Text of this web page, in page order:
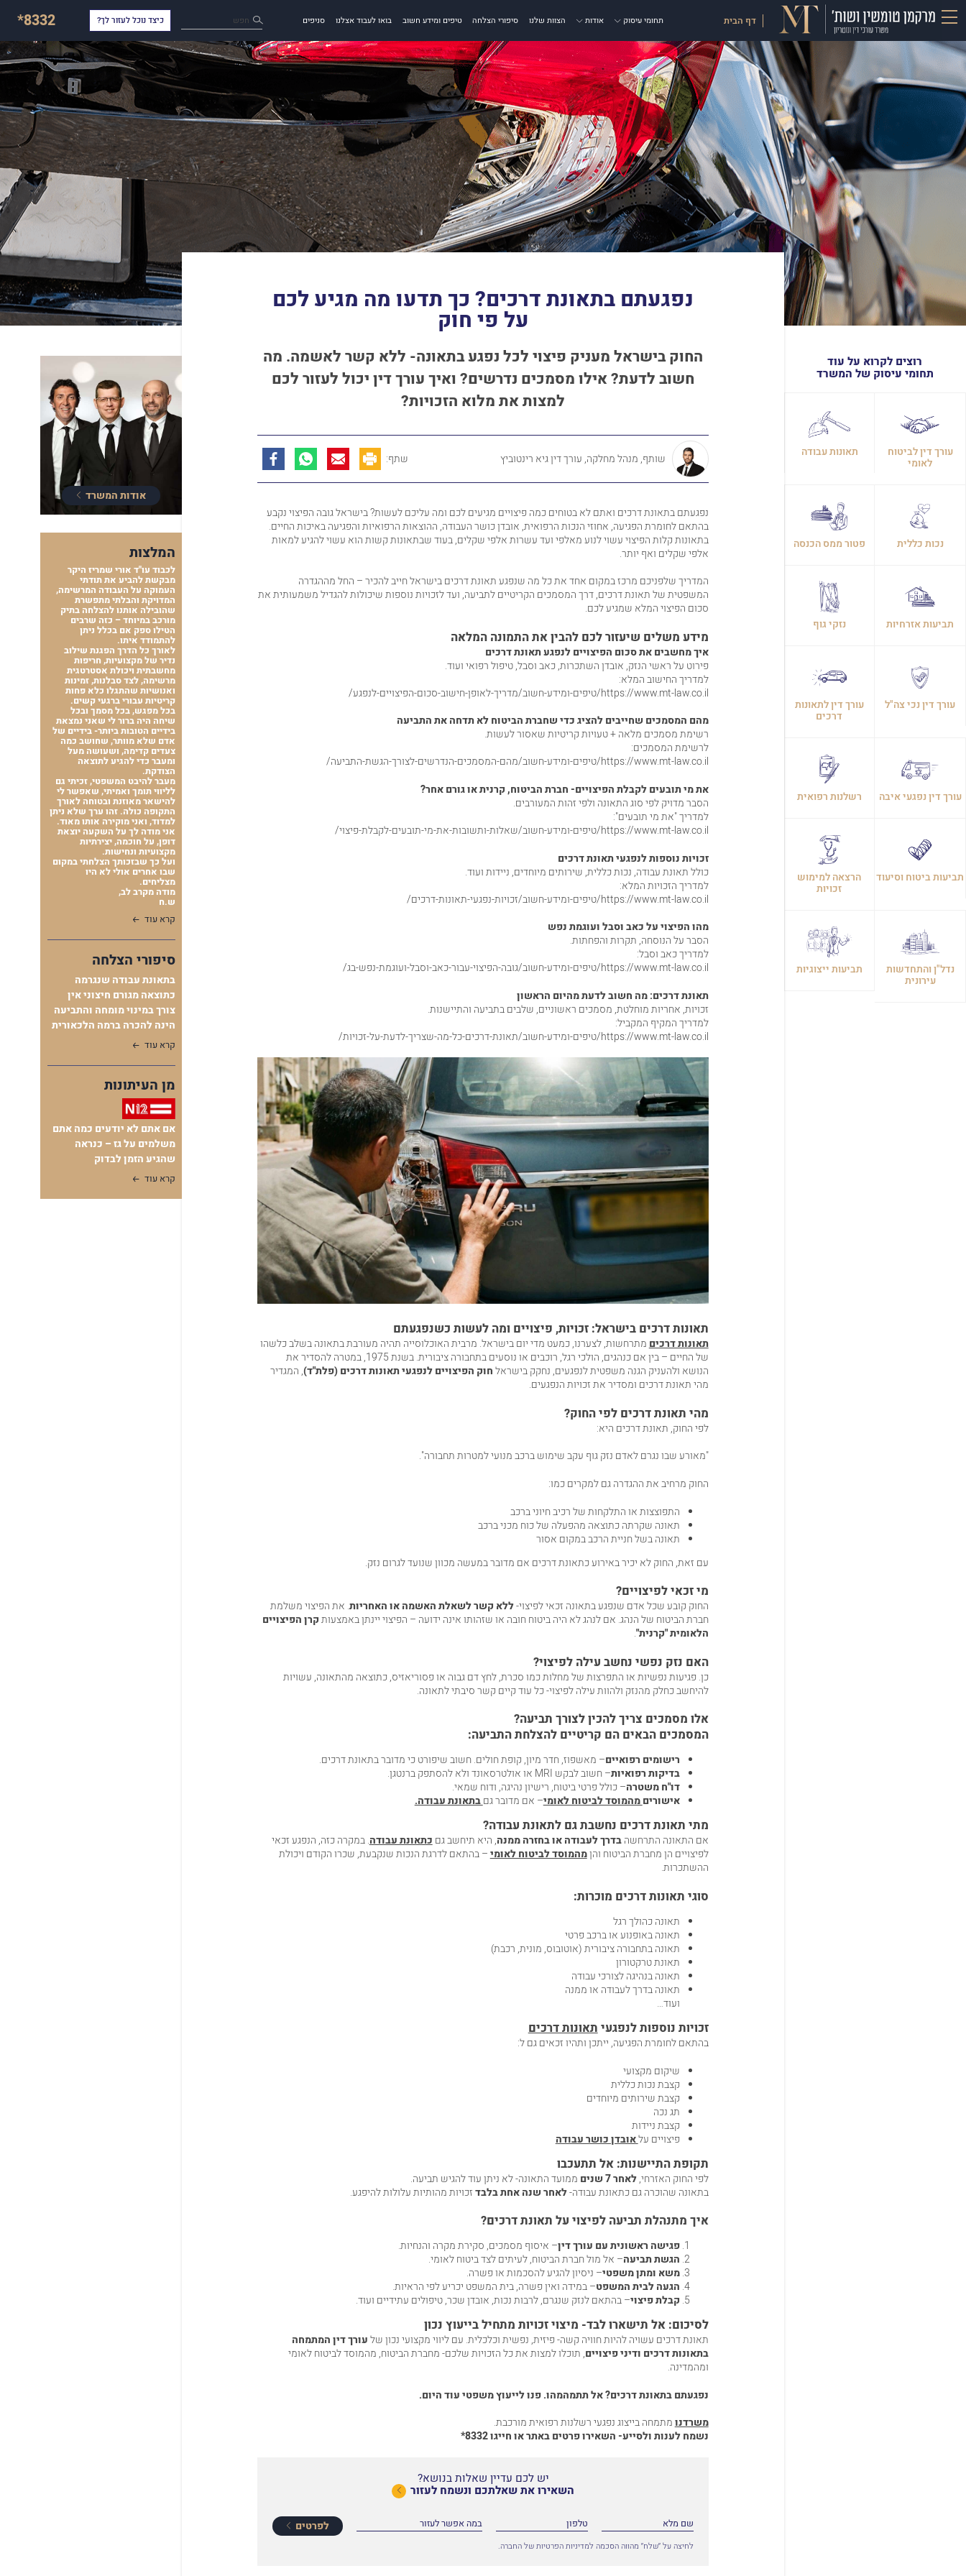
דף הבית תחומי עיסוק אודות הצוות שלנו סיפורי הצלחה טיפים ומידע חשוב בואו לעבוד אצלנו סניפים חפש כיצד נוכל לעזור לך? *8332
רוצים לקרוא על עוד
תחומי עיסוק של המשרד
עורך דין לביטוח
לאומי
תאונות עבודה
נכות כללית פטור ממס הכנסה
תביעות אזרחיות נזקי גוף
עורך דין נכי צה"ל עורך דין לתאונות
דרכים
עורך דין נפגעי איבה רשלנות רפואית
תביעות ביטוח וסיעוד הרצאה למימוש
זכויות
נדל"ן והתחדשות
עירונית
תביעות ייצוגיות
נפגעתם בתאונת דרכים? כך תדעו מה מגיע לכם
על פי חוק
החוק בישראל מעניק פיצוי לכל נפגע בתאונה- ללא קשר לאשמה. מה
חשוב לדעת? אילו מסמכים נדרשים? ואיך עורך דין יכול לעזור לכם
למצות את מלוא הזכויות?
שותף, מנהל מחלקה, עורך דין גיא רינטוביץ שתף:
נפגעתם בתאונת דרכים ואתם לא בטוחים כמה פיצויים מגיעים לכם ומה עליכם לעשות? בישראל גובה הפיצוי נקבע
בהתאם לחומרת הפגיעה, אחוזי הנכות הרפואית, אובדן כושר העבודה, ההוצאות הרפואיות והפגיעה באיכות החיים.
בתאונות קלות הפיצוי עשוי לנוע מאלפי ועד עשרות אלפי שקלים, בעוד שבתאונות קשות הוא עשוי להגיע למאות
אלפי שקלים ואף יותר.
המדריך שלפניכם מרכז במקום אחד את כל מה שנפגע תאונת דרכים בישראל חייב להכיר – החל מההגדרה
המשפטית של תאונת דרכים, דרך המסמכים הקריטיים לתביעה, ועד לזכויות נוספות שיכולות להגדיל משמעותית את
סכום הפיצוי המלא שמגיע לכם.
מידע משלים שיעזור לכם להבין את התמונה המלאה
איך מחשבים את סכום הפיצויים לנפגע תאונת דרכים
פירוט על ראשי הנזק, אובדן השתכרות, כאב וסבל, טיפול רפואי ועוד.
למדריך החישוב המלא:
https://www.mt-law.co.il/טיפים-ומידע-חשוב/מדריך-לאופן-חישוב-סכום-הפיצויים-לנפגע/
מהם המסמכים שחייבים להציג כדי שחברת הביטוח לא תדחה את התביעה
רשימת מסמכים מלאה + טעויות קריטיות שאסור לעשות.
לרשימת המסמכים:
https://www.mt-law.co.il/טיפים-ומידע-חשוב/מהם-המסמכים-הנדרשים-לצורך-הגשת-התביעה/
את מי תובעים לקבלת הפיצויים- חברת הביטוח, קרנית או גורם אחר?
הסבר מדויק לפי סוג התאונה ולפי זהות המעורבים.
למדריך "את מי תובעים":
https://www.mt-law.co.il/טיפים-ומידע-חשוב/שאלות-ותשובות-את-מי-תובעים-לקבלת-פיצוי/
זכויות נוספות לנפגעי תאונת דרכים
כולל תאונת עבודה, נכות כללית, שירותים מיוחדים, ניידות ועוד.
למדריך הזכויות המלא:
https://www.mt-law.co.il/טיפים-ומידע-חשוב/זכויות-נפגעי-תאונות-דרכים/
מהו הפיצוי על כאב וסבל ועוגמת נפש
הסבר על הנוסחה, תקרות והפחתות.
למדריך כאב וסבל:
https://www.mt-law.co.il/טיפים-ומידע-חשוב/גובה-הפיצוי-עבור-כאב-וסבל-ועוגמת-נפש-בג/
תאונת דרכים: מה חשוב לדעת מהיום הראשון
זכויות, אחריות מוחלטת, מסמכים ראשוניים, שלבים בתביעה והתיישנות.
למדריך המקיף המקביל:
https://www.mt-law.co.il/טיפים-ומידע-חשוב/תאונת-דרכים-כל-מה-שצריך-לדעת-על-זכויות/
תאונות דרכים בישראל: זכויות, פיצויים ומה לעשות כשנפגעתם
תאונות דרכים מתרחשות, לצערנו, כמעט מדי יום בישראל. מרבית האוכלוסייה תהיה מעורבת בתאונה בשלב כלשהו
של החיים – בין אם כנהגים, הולכי רגל, רוכבים או נוסעים בתחבורה ציבורית. בשנת 1975, במטרה להסדיר את
הנושא ולהעניק הגנה משפטית לנפגעים, נחקק בישראלחוק הפיצויים לנפגעי תאונות דרכים (פלת"ד), המגדיר
מהי תאונת דרכים ומסדיר את זכויות הנפגעים.
מהי תאונת דרכים לפי החוק?
לפי החוק, תאונת דרכים היא:
"מאורע שבו נגרם לאדם נזק גוף עקב שימוש ברכב מנועי למטרות תחבורה".
החוק מרחיב את ההגדרה גם למקרים כמו:
התפוצצות או התלקחות של רכיב חיוני ברכב
תאונה שקרתה כתוצאה מהפעלה של כוח מכני ברכב
תאונה בשל חניית הרכב במקום אסור
עם זאת, החוק לא יכיר באירוע כתאונת דרכים אם מדובר במעשה מכוון שנועד לגרום נזק.
מי זכאי לפיצויים?
החוק קובע שכל אדם שנפגע בתאונה זכאי לפיצוי-ללא קשר לשאלת האשמה או האחריות. את הפיצוי משלמת
חברת הביטוח של הנהג. אם לנהג לא היה ביטוח חובה או שזהותו אינה ידועה – הפיצוי יינתן באמצעותקרן הפיצויים
הלאומית "קרנית"
.
האם נזק נפשי נחשב עילה לפיצוי?
כן. פגיעות נפשיות או התפרצות של מחלות כמו סכרת, לחץ דם גבוה או פסוריאזיס, כתוצאה מהתאונה, עשויות
להיחשב כחלק מהנזק ולהוות עילה לפיצוי- כל עוד קיים קשר סיבתי לתאונה.
אלו מסמכים צריך להכין לצורך תביעה?
המסמכים הבאים הם קריטיים להצלחת התביעה:
רישומים רפואיים– מאשפוז, חדר מיון, קופת חולים. חשוב שיפורט כי מדובר בתאונת דרכים.
בדיקות רפואיות– חשוב לבקש MRI או אולטרסאונד ולא להסתפק ברנטגן.
דו"ח משטרה– כולל פרטי ביטוח, רישיון נהיגה, ודוח שמאי.
אישוריםמהמוסד לביטוח לאומי– אם מדובר גםבתאונת עבודה.
מתי תאונת דרכים נחשבת גם לתאונת עבודה?
אם התאונה התרחשהבדרך לעבודה או בחזרה ממנה, היא תיחשב גםכתאונת עבודה. במקרה כזה, הנפגע זכאי
לפיצויים הן מחברת הביטוח והןמהמוסד לביטוח לאומי– בהתאם לדרגת הנכות שנקבעת, שכרו הקודם ויכולת
ההשתכרות.
סוגי תאונות דרכים מוכרות:
תאונה כהולך רגל
תאונה באופנוע או ברכב פרטי
תאונה בתחבורה ציבורית (אוטובוס, מונית, רכבת)
תאונת טרקטורון
תאונה בנהיגה לצורכי עבודה
תאונה בדרך לעבודה או ממנה
ועוד…
זכויות נוספות לנפגעיתאונות דרכים
בהתאם לחומרת הפגיעה, ייתכן ותהיו זכאים גם ל:
שיקום מקצועי
קצבת נכות כללית
קצבת שירותים מיוחדים
תג נכה
קצבת ניידות
פיצויים עלאובדן כושר עבודה
תקופת התיישנות: אל תתעכבו
לפי החוק האזרחי,לאחר 7 שנים
ממועד התאונה- לא ניתן עוד להגיש תביעה.
בתאונה שהוכרה גם כתאונת עבודה-לאחר שנה אחת בלבדזכויות מהותיות עלולות להיפגע.
איך מתנהלת תביעה לפיצוי על תאונת דרכים?
פגישה ראשונית עם עורך דין– איסוף מסמכים, סקירת מקרה והנחיות.
הגשת תביעה– אל מול חברת הביטוח, לעיתים לצד ביטוח לאומי.
משא ומתן משפטי– ניסיון להגיע להסכמות או פשרה.
הגעה לבית המשפט– במידה ואין פשרה, בית המשפט יכריע לפי הראיות.
קבלת פיצוי– בהתאם לנזק שנגרם, לרבות נכות, אובדן שכר, טיפולים עתידיים ועוד.
לסיכום: אל תישארו לבד- מיצוי זכויות מתחיל בייעוץ נכון
תאונת דרכים עשויה להיות חוויה קשה- פיזית, נפשית וכלכלית. עם ליווי מקצועי נכון שלעורך דין המתמחה
בתאונות דרכים ודיני פיצויים, תוכלו למצות את כל הזכויות שלכם- מחברת הביטוח, מהמוסד לביטוח לאומי
ומהמדינה.
נפגעתם בתאונת דרכים? אל תתמהמהו. פנו לייעוץ משפטי עוד היום.
משרדנומתמחה בייצוג נפגעי רשלנות רפואית מורכבת.
נשמח לענות ולסייע- השאירו פרטים באתראו חייגו8332*
יש לכם עדיין שאלות בנושא?
השאירו את שאלתכם ונשמח לעזור
לחיצה על ״שלח״ מהווה הסכמה למדיניות הפרטיות של החברה.
לפרטים
אודות המשרד
המלצות
לכבוד עו"ד אורי שמריז היקר
מבקשת להביע את תודתי
העמוקה על העבודה המרשימה,
המדויקת והבלתי מתפשרת
שהובילה אותנו להצלחה בתיק
מורכב במיוחד – כזה שרבים
הטילו ספק אם בכלל ניתן
להתמודד איתו.
לאורך כל הדרך הפגנת שילוב
נדיר של מקצועיות, חריפות
מחשבתית ויכולת אסטרטגית
מרשימה, לצד סבלנות, זמינות
ואנושיות שהתגלו כלא פחות
קריטיות עבורי ברגעי קשים.
בכל מפגש, בכל מסמך ובכל
שיחה היה ברור לי שאני נמצאת
בידיים הטובות ביותר- בידיים של
אדם שלא מוותר, שחושב כמה
צעדים קדימה, ושעושה מעל
ומעבר כדי להגיע לתוצאה
הצודקת.
מעבר להיבט המשפטי, זכיתי גם
לליווי תומך ואמיתי, שאפשר לי
להישאר מאוזנת ובטוחה לאורך
התקופה כולה. זהו ערך שלא ניתן
למדוד, ואני מוקירה אותו מאוד.
אני מודה לך על השקעה יוצאת
דופן, על חוכמה, יצירתיות
מקצועיות ונחישות.
ועל כך שבזכותך הצלחתי במקום
שבו אחרים אולי לא היו
מצליחים.
מודה מקרב לב,
ש.ח
קרא עוד
סיפורי הצלחה
בתאונת עבודה שנגרמה
כתוצאה מגורם חיצוני אין
צורך במינוי מומחה והתביעה
הינה להכרה ברמה הלכאורית
קרא עוד
מן העיתונות
אם אתם לא יודעים כמה אתם
משלמים על גז – כנראה
שהגיע הזמן לבדוק
קרא עוד